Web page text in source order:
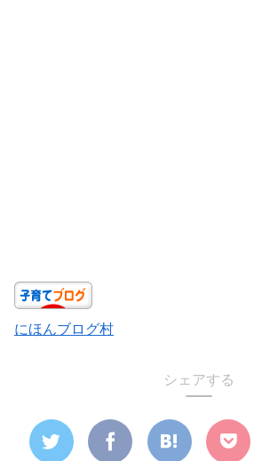
にほんブログ村
シェアする